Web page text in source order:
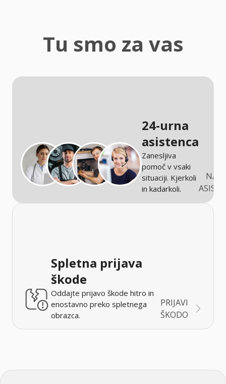
Tu smo za vas
24-urna
asistenca
Zanesljiva
pomoč v vsaki
situaciji. Kjerkoli
in kadarkoli.
Spletna prijava
škode
Oddajte prijavo škode hitro in
enostavno preko spletnega
obrazca.
PRIJAVI
ŠKODO